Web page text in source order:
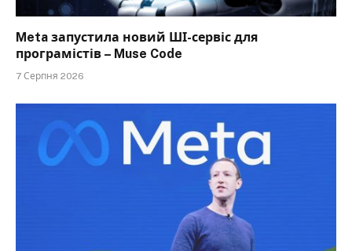
Meta запустила новий ШІ-сервіс для
програмістів – Muse Code
7 Серпня 2026